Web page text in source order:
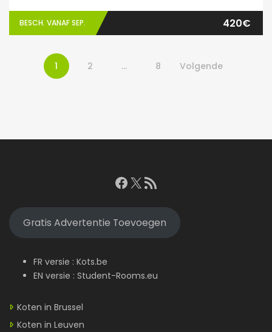
BESCH. VANAF SEP. 420€
1 2 … 8 Volgende
Facebook
X RSS feed
Gratis Advertentie Toevoegen
FR versie : Kots.be
EN versie : Student-Rooms.eu
Koten in Brussel
Koten in Leuven